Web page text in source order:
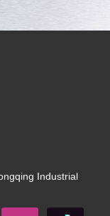
Industrial